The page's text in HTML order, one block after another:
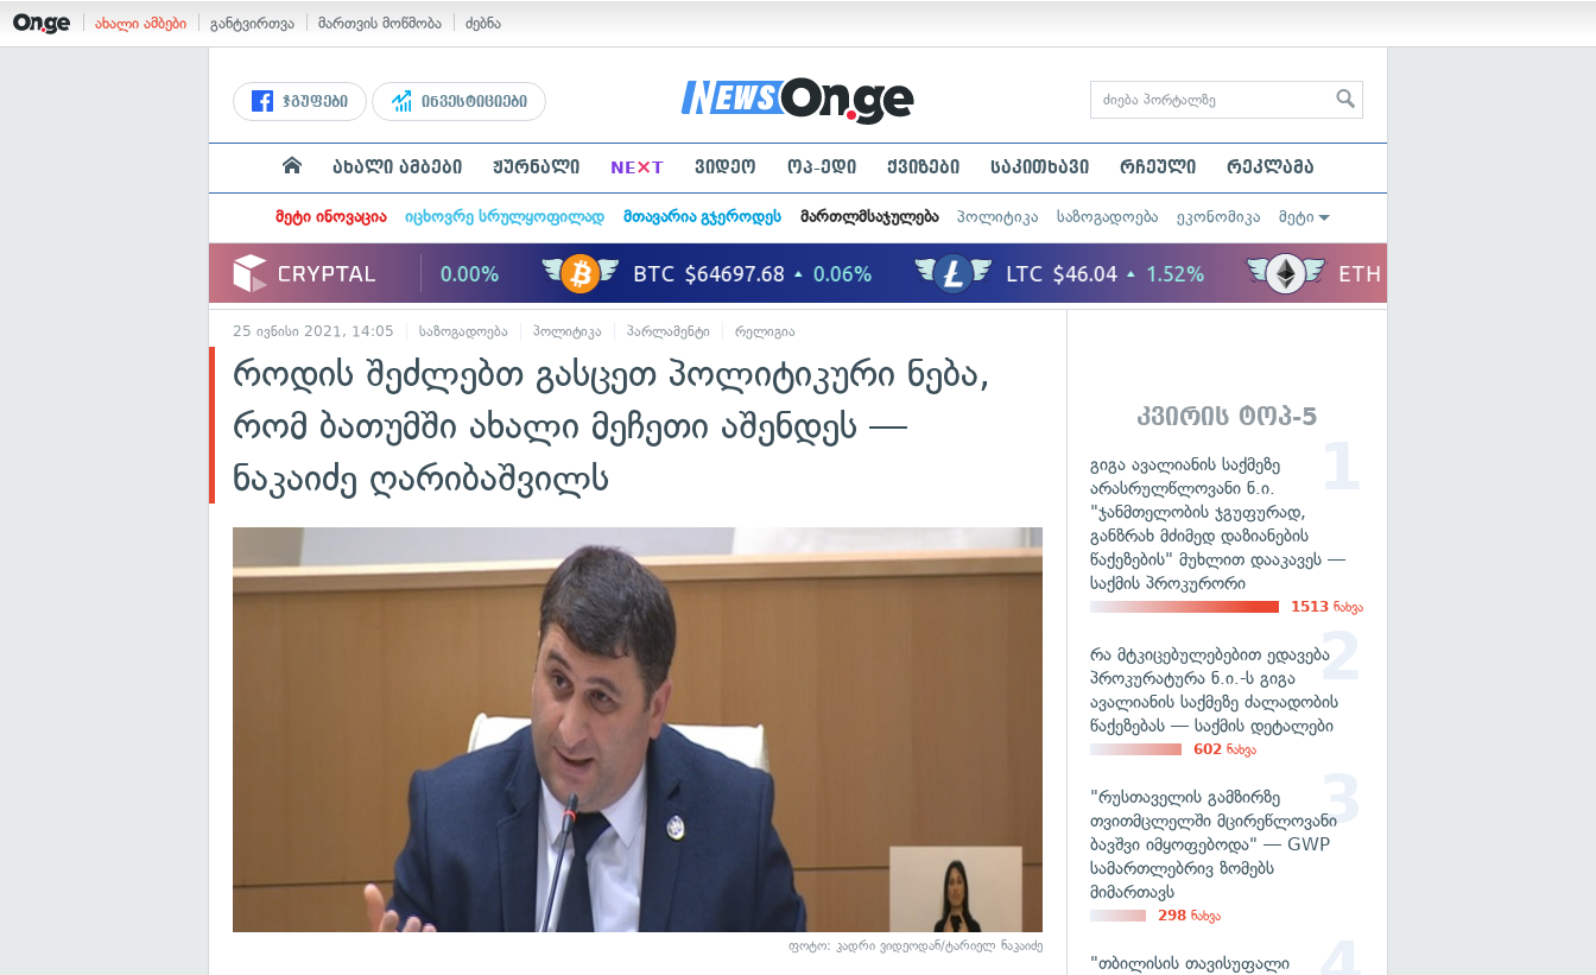
ახალი ამბები განტვირთვა მართვის მოწმობა ძებნა
ჯგუფები ინვესტიციები
ახალი ამბები ჟურნალი NE×T ვიდეო ოპ-ედი ქვიზები საკითხავი რჩეული რეკლამა
მეტი ინოვაცია იცხოვრე სრულყოფილად მთავარია გჯეროდეს მართლმსაჯულება პოლიტიკა საზოგადოება ეკონომიკა მეტი
25 ივნისი 2021, 14:05 საზოგადოება პოლიტიკა პარლამენტი რელიგია
როდის შეძლებთ გასცეთ პოლიტიკური ნება,
რომ ბათუმში ახალი მეჩეთი აშენდეს —
ნაკაიძე ღარიბაშვილს
ფოტო: კადრი ვიდეოდან/ტარიელ ნაკაიძე
კვირის ტოპ-5
გიგა ავალიანის საქმეზე
არასრულწლოვანი ნ.ი.
"ჯანმთელობის ჯგუფურად,
განზრახ მძიმედ დაზიანების
წაქეზების" მუხლით დააკავეს —
საქმის პროკურორი
1513 ნახვა
რა მტკიცებულებებით ედავება
პროკურატურა ნ.ი.-ს გიგა
ავალიანის საქმეზე ძალადობის
წაქეზებას — საქმის დეტალები
602 ნახვა
"რუსთაველის გამზირზე
თვითმცლელში მცირეწლოვანი
ბავშვი იმყოფებოდა" — GWP
სამართლებრივ ზომებს
მიმართავს
298 ნახვა
"თბილისის თავისუფალი